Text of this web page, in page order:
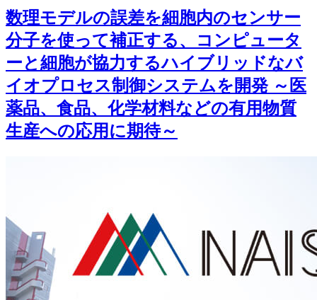
数理モデルの誤差を細胞内のセンサー
分子を使って補正する、コンピュータ
ーと細胞が協力するハイブリッドなバ
イオプロセス制御システムを開発 ～医
薬品、食品、化学材料などの有用物質
生産への応用に期待～